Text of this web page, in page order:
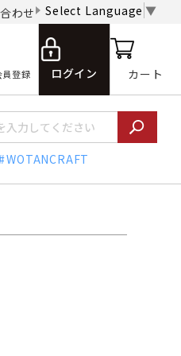
わせ Select Language ▼
登録 ログイン カート
WOTANCRAFT